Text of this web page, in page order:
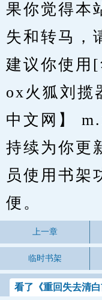
果你觉得本
失和转马，
建议你使
ox火狐刘揽
中文网】
持续为你更
员使用书架
便。
上一章
临时书架
看了《重回失去清